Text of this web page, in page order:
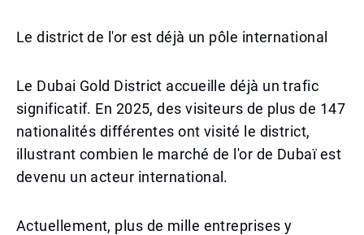
Le district de l'or est déjà un pôle international
Le Dubai Gold District accueille déjà un trafic
significatif. En 2025, des visiteurs de plus de 147
nationalités différentes ont visité le district,
illustrant combien le marché de l'or de Dubaï est
devenu un acteur international.
Actuellement, plus de mille entreprises y